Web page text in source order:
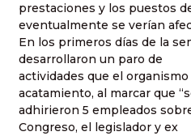
prestaciones y los puestos
eventualmente se verían
En los primeros días de la
desarrollaron un paro de
actividades que el
acatamiento, al marcar que
adhirieron 5 empleados
Congreso, el legislador y ex